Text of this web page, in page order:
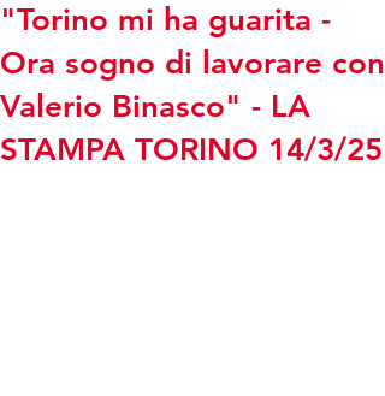
"Torino mi ha guarita -
Ora sogno di lavorare con
Valerio Binasco" - LA
STAMPA TORINO 14/3/25